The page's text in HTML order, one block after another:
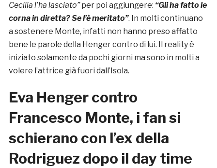
Cecilia l’ha lasciato”per poi aggiungere: “Gli ha fatto le
corna in diretta? Se l’è meritato”. In molti continuano
a sostenere Monte, infatti non hanno preso affatto
bene le parole della Henger contro di lui. Il reality è
iniziato solamente da pochi giorni ma sono in molti a
volere l’attrice già fuori dall’Isola.
Eva Henger contro
Francesco Monte, i fan si
schierano con l’ex della
Rodriguez dopo il day time